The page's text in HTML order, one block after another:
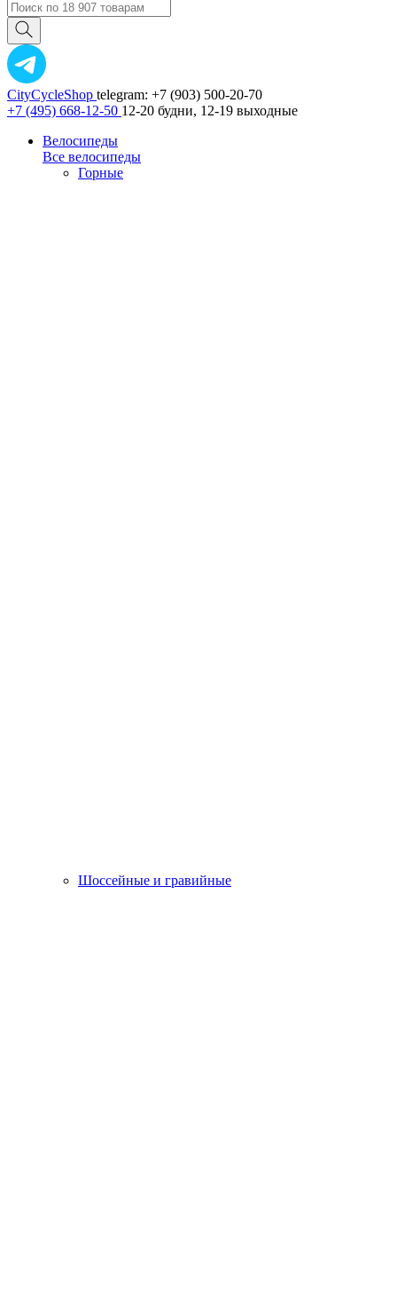
CityCycleShop telegram: +7 (903) 500-20-70
+7 (495) 668-12-50 12-20 будни, 12-19 выходные
Велосипеды
Все велосипеды
Горные
Шоссейные и гравийные